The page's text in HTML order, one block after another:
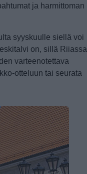
ja harmittoman
syyskuulle siellä voi
on, sillä Riiassa
varteenotettava
otteluun tai seurata